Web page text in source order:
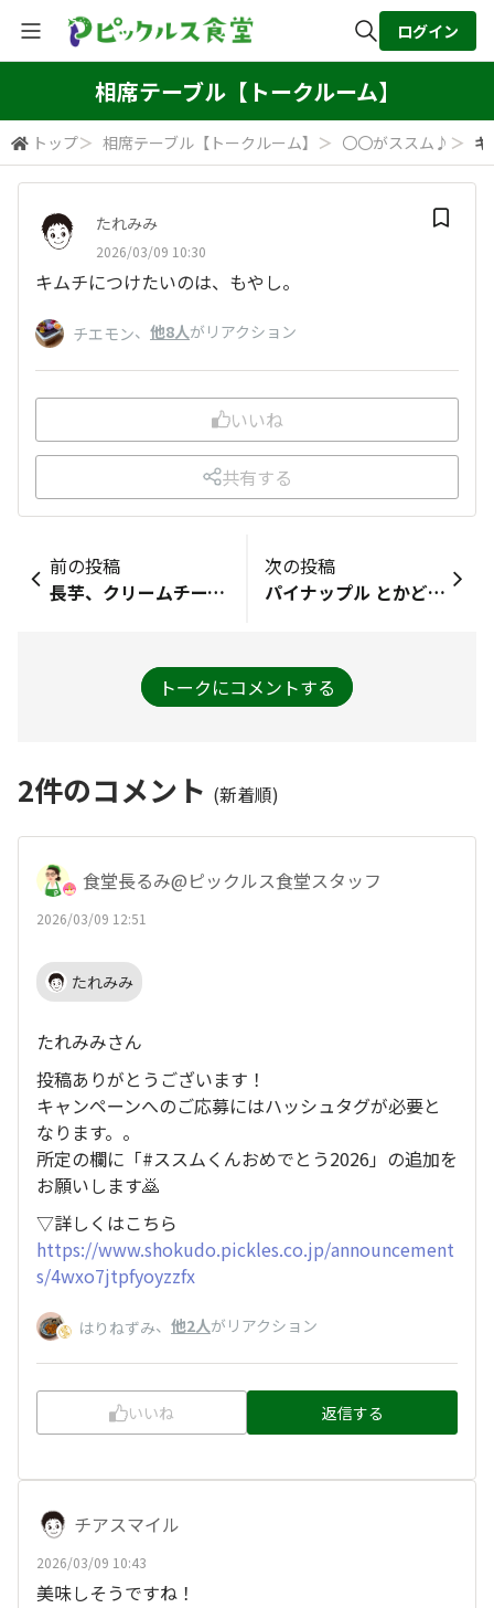
全体検索
検索
ログイン
相席テーブル【トークルーム】
トップ＞ 相席テーブル【トークルーム】 ＞ 〇〇がススム♪ ＞
たれみみ
2026/03/09 10:30
キムチにつけたいのは、もやし。
チエモン、 他8人がリアクション
いいね
共有する
前の投稿
長芋、クリームチーズ、半熟卵を漬けてみたいです！ 特に、半熟卵は黄身のトロッとした甘みとキムチの素のピリ辛が絶妙に合い満足感のあるおかずになると思います！
次の投稿
パイナップル とかどう？笑
トークにコメントする
2件のコメント (新着順)
食堂長るみ@ピックルス食堂スタッフ
2026/03/09 12:51
たれみみ
たれみみさん
投稿ありがとうございます！
キャンペーンへのご応募にはハッシュタグが必要と
なります。。
所定の欄に「#ススムくんおめでとう2026」の追加を
お願いします🙇
▽詳しくはこちら
https://www.shokudo.pickles.co.jp/announcement
s/4wxo7jtpfyoyzzfx
はりねずみ、 他2人がリアクション
いいね 返信する
チアスマイル
2026/03/09 10:43
美味しそうですね！